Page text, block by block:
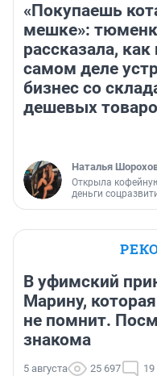
«Покупаешь
мешке»:
рассказала, как
самом деле
бизнес со
дешевых
Наталья
Открыла
деньги
В уфимский
Марину,
не помнит.
знакома
5 августа 25 697 19